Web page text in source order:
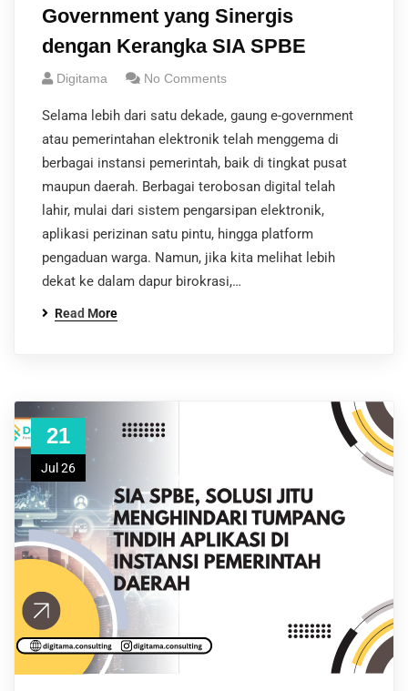
Government yang Sinergis
dengan Kerangka SIA SPBE
Digitama No Comments
Selama lebih dari satu dekade, gaung e-government
atau pemerintahan elektronik telah menggema di
berbagai instansi pemerintah, baik di tingkat pusat
maupun daerah. Berbagai terobosan digital telah
lahir, mulai dari sistem pengarsipan elektronik,
aplikasi perizinan satu pintu, hingga platform
pengaduan warga. Namun, jika kita melihat lebih
dekat ke dalam dapur birokrasi,…
Read More
21
Jul 26